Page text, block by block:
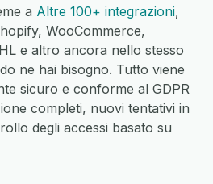
a Altre 100+ integrazioni,
WooCommerce,
e altro ancora nello stesso
ne hai bisogno. Tutto viene
sicuro e conforme al GDPR
completi, nuovi tentativi in
degli accessi basato su